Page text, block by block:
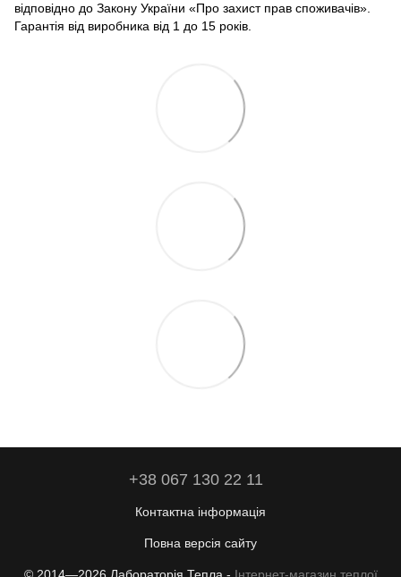
відповідно до Закону України «Про захист прав споживачів».
Гарантія від виробника від 1 до 15 років.
+38 067 130 22 11
Контактна інформація
Повна версія сайту
© 2014—2026 Лабораторія Тепла - Інтернет-магазин теплої